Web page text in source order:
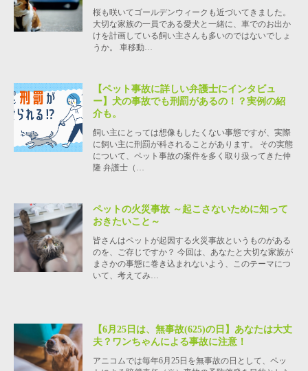
桜も咲いてゴールデンウィークも近づいてきました。
大切な家族の一員である愛犬と一緒に、車でのお出か
けを計画している飼い主さんも多いのではないでしょ
うか。 車移動…
【ペット事故に詳しい弁護士にインタビュ
ー】犬の事故でも刑罰があるの！？実例の紹
介も。
飼い主にとっては想像もしたくない事態ですが、実際
に飼い主に刑罰が科されることがあります。 その実態
について、ペット事故の案件を多く取り扱ってきた仲
隆 弁護士（…
ペットの火災事故 ～起こさないために知って
おきたいこと～
皆さんはペットが起因する火災事故というものがある
のを、ご存じですか？ 今回は、あなたと大切な家族が
まさかの事態に巻き込まれないよう、このテーマにつ
いて、考えてみ…
【6月25日は、無事故(625)の日】あなたは大丈
夫？ワンちゃんによる事故に注意！
アニコムでは毎年6月25日を無事故の日として、ペッ